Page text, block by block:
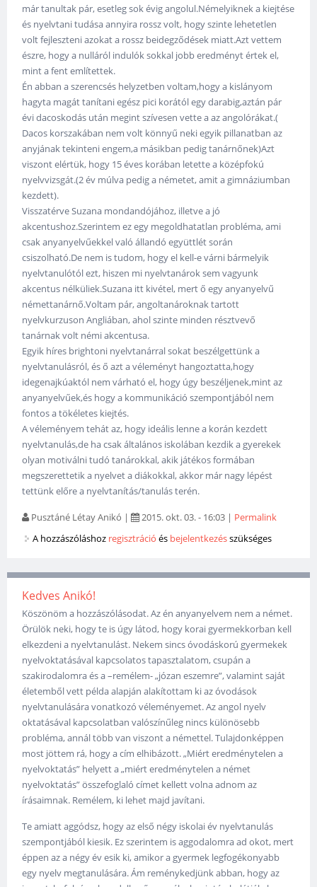
már tanultak pár, esetleg sok évig angolul.Némelyiknek a kiejtése
és nyelvtani tudása annyira rossz volt, hogy szinte lehetetlen
volt fejleszteni azokat a rossz beidegződések miatt.Azt vettem
észre, hogy a nulláról indulók sokkal jobb eredményt értek el,
mint a fent említettek.
Én abban a szerencsés helyzetben voltam,hogy a kislányom
hagyta magát tanítani egész pici korától egy darabig,aztán pár
évi dacoskodás után megint szívesen vette a az angolórákat.(
Dacos korszakában nem volt könnyű neki egyik pillanatban az
anyjának tekinteni engem,a másikban pedig tanárnőnek)Azt
viszont elértük, hogy 15 éves korában letette a középfokú
nyelvvizsgát.(2 év múlva pedig a németet, amit a gimnáziumban
kezdett).
Visszatérve Suzana mondandójához, illetve a jó
akcentushoz.Szerintem ez egy megoldhatatlan probléma, ami
csak anyanyelvűekkel való állandó együttlét során
csiszolható.De nem is tudom, hogy el kell-e várni bármelyik
nyelvtanulótól ezt, hiszen mi nyelvtanárok sem vagyunk
akcentus nélküliek.Suzana itt kivétel, mert ő egy anyanyelvű
némettanárnő.Voltam pár, angoltanároknak tartott
nyelvkurzuson Angliában, ahol szinte minden résztvevő
tanárnak volt némi akcentusa.
Egyik híres brightoni nyelvtanárral sokat beszélgettünk a
nyelvtanulásról, és ő azt a véleményt hangoztatta,hogy
idegenajkúaktól nem várható el, hogy úgy beszéljenek,mint az
anyanyelvűek,és hogy a kommunikáció szempontjából nem
fontos a tökéletes kiejtés.
A véleményem tehát az, hogy ideális lenne a korán kezdett
nyelvtanulás,de ha csak általános iskolában kezdik a gyerekek
olyan motiválni tudó tanárokkal, akik játékos formában
megszerettetik a nyelvet a diákokkal, akkor már nagy lépést
tettünk előre a nyelvtanítás/tanulás terén.
Pusztáné Létay Anikó | 2015. okt. 03. - 16:03 | Permalink
A hozzászóláshoz regisztráció és bejelentkezésszükséges
Kedves Anikó!
Köszönöm a hozzászólásodat. Az én anyanyelvem nem a német.
Örülök neki, hogy te is úgy látod, hogy korai gyermekkorban kell
elkezdeni a nyelvtanulást. Nekem sincs óvodáskorú gyermekek
nyelvoktatásával kapcsolatos tapasztalatom, csupán a
szakirodalomra és a –remélem- „józan eszemre”, valamint saját
életemből vett példa alapján alakítottam ki az óvodások
nyelvtanulására vonatkozó véleményemet. Az angol nyelv
oktatásával kapcsolatban valószínűleg nincs különösebb
probléma, annál több van viszont a némettel. Tulajdonképpen
most jöttem rá, hogy a cím elhibázott. „Miért eredménytelen a
nyelvoktatás” helyett a „miért eredménytelen a német
nyelvoktatás” összefoglaló címet kellett volna adnom az
írásaimnak. Remélem, ki lehet majd javítani.
Te amiatt aggódsz, hogy az első négy iskolai év nyelvtanulás
szempontjából kiesik. Ez szerintem is aggodalomra ad okot, mert
éppen az a négy év esik ki, amikor a gyermek legfogékonyabb
egy nyelv megtanulására. Ám reménykedjünk abban, hogy az